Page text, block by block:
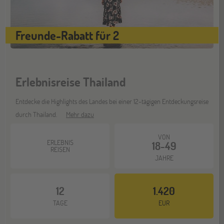
Jugendbildungsmesse JuBi
07 Bochum
Freunde-Rabatt für 2
Erlebnisreise Thailand
Entdecke die Highlights des Landes bei einer 12-tägigen Entdeckungsreise
durch Thailand.
Mehr dazu
ERLEBNIS
REISEN
VON
18-49
JAHRE
12
TAGE
1.420
EUR